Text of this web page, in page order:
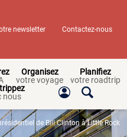
newsletter Contactez-nous
Organisez
votre voyage
Planifiez
votre roadtrip
nous
de Bill Clinton à Little Rock